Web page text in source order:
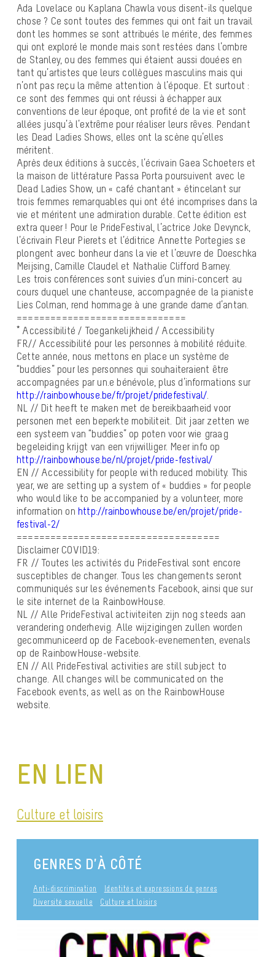
Ada Lovelace ou Kaplana Chawla vous disent-ils quelque
chose ? Ce sont toutes des femmes qui ont fait un travail
dont les hommes se sont attribués le mérite, des femmes
qui ont exploré le monde mais sont restées dans l’ombre
de Stanley, ou des femmes qui étaient aussi douées en
tant qu’artistes que leurs collègues masculins mais qui
n’ont pas reçu la même attention à l’époque. Et surtout :
ce sont des femmes qui ont réussi à échapper aux
conventions de leur époque, ont profité de la vie et sont
allées jusqu’à l’extrême pour réaliser leurs rêves. Pendant
les Dead Ladies Shows, elles ont la scène qu’elles
méritent.
Après deux éditions à succès, l’écrivain Gaea Schoeters et
la maison de littérature Passa Porta poursuivent avec le
Dead Ladies Show, un « café chantant » étincelant sur
trois femmes remarquables qui ont été incomprises dans la
vie et méritent une admiration durable. Cette édition est
extra queer ! Pour le PrideFestival, l’actrice Joke Devynck,
l’écrivain Fleur Pierets et l’éditrice Annette Portegies se
plongent avec bonheur dans la vie et l’œuvre de Doeschka
Meijsing, Camille Claudel et Nathalie Clifford Barney.
Les trois conférences sont suivies d’un mini-concert au
cours duquel une chanteuse, accompagnée de la pianiste
Lies Colman, rend hommage à une grande dame d’antan.
==============================
* Accessibilité / Toegankelijkheid / Accessibility
FR// Accessibilité pour les personnes à mobilité réduite.
Cette année, nous mettons en place un système de
“buddies” pour les personnes qui souhaiteraient être
accompagnées par un.e bénévole, plus d’informations sur
http://rainbowhouse.be/fr/projet/pridefestival/.
NL // Dit heeft te maken met de bereikbaarheid voor
personen met een beperkte mobiliteit. Dit jaar zetten we
een systeem van “buddies” op poten voor wie graag
begeleiding krijgt van een vrijwilliger. Meer info op
http://rainbowhouse.be/nl/projet/pride-festival/
EN // Accessibility for people with reduced mobility. This
year, we are setting up a system of « buddies » for people
who would like to be accompanied by a volunteer, more
information on http://rainbowhouse.be/en/projet/pride-
festival-2/
====================================
Disclaimer COVID19:
FR // Toutes les activités du PrideFestival sont encore
susceptibles de changer. Tous les changements seront
communiqués sur les événements Facebook, ainsi que sur
le site internet de la RainbowHouse.
NL // Alle PrideFestival activiteiten zijn nog steeds aan
verandering onderhevig. Alle wijzigingen zullen worden
gecommuniceerd op de Facebook-evenementen, evenals
op de RainbowHouse-website.
EN // All PrideFestival activities are still subject to
change. All changes will be communicated on the
Facebook events, as well as on the RainbowHouse
website.
EN LIEN
Culture et loisirs
GENRES D’À CÔTÉ
Anti-discrimination
Identités et expressions de genres
Diversité sexuelle
Culture et loisirs